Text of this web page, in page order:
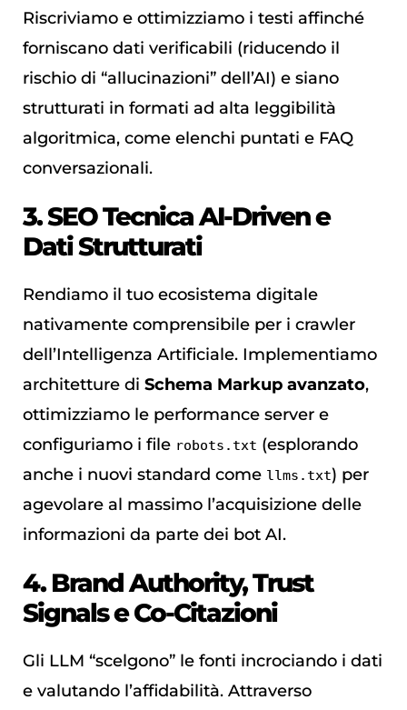
Riscriviamo e ottimizziamo i testi affinché
forniscano dati verificabili (riducendo il
rischio di “allucinazioni” dell’AI) e siano
strutturati in formati ad alta leggibilità
algoritmica, come elenchi puntati e FAQ
conversazionali.
3. SEO Tecnica AI-Driven e
Dati Strutturati
Rendiamo il tuo ecosistema digitale
nativamente comprensibile per i crawler
dell’Intelligenza Artificiale. Implementiamo
architetture di Schema Markup avanzato,
ottimizziamo le performance server e
configuriamo i file robots.txt (esplorando
anche i nuovi standard come llms.txt) per
agevolare al massimo l’acquisizione delle
informazioni da parte dei bot AI.
4. Brand Authority, Trust
Signals e Co-Citazioni
Gli LLM “scelgono” le fonti incrociando i dati
e valutando l’affidabilità. Attraverso